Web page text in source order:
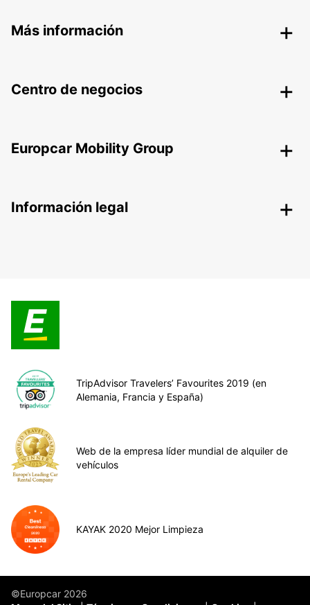
Más información
Centro de negocios
Europcar Mobility Group
Información legal
TripAdvisor Travelers’ Favourites 2019 (en
Alemania, Francia y España)
Web de la empresa líder mundial de alquiler de
vehículos
KAYAK 2020 Mejor Limpieza
©Europcar 2026